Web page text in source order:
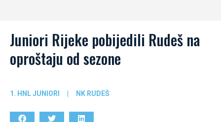
Juniori Rijeke pobijedili Rudeš na
oproštaju od sezone
1. HNL JUNIORI | NK RUDEŠ